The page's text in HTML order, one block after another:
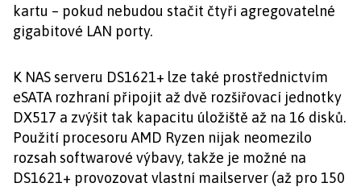
kartu – pokud nebudou stačit čtyři agregovatelné
gigabitové LAN porty.
K NAS serveru DS1621+ lze také prostřednictvím
eSATA rozhraní připojit až dvě rozšiřovací jednotky
DX517 a zvýšit tak kapacitu úložiště až na 16 disků.
Použití procesoru AMD Ryzen nijak neomezilo
rozsah softwarové výbavy, takže je možné na
DS1621+ provozovat vlastní mailserver (až pro 150